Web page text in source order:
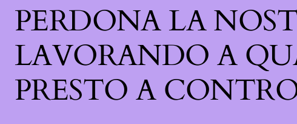
PERDONA LA
LAVORANDO A
PRESTO A